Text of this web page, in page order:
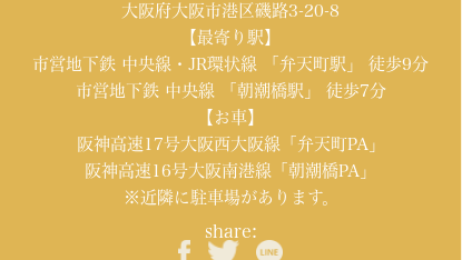
大阪府大阪市港区磯路3-20-8
【最寄り駅】
市営地下鉄 中央線・JR環状線 「弁天町駅」 徒歩9分
市営地下鉄 中央線 「朝潮橋駅」 徒歩7分
【お車】
阪神高速17号大阪西大阪線「弁天町PA」
阪神高速16号大阪南港線「朝潮橋PA」
※近隣に駐車場があります。
share: